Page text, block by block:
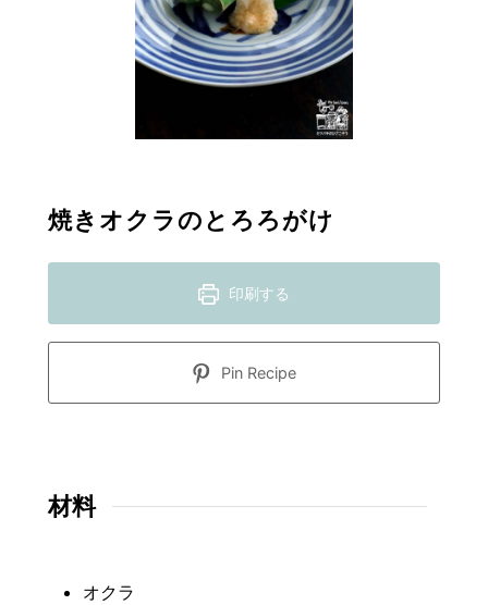
焼きオクラのとろろがけ
印刷する
Pin Recipe
材料
オクラ